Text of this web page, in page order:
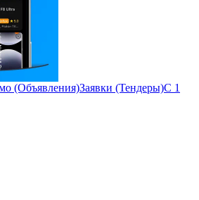
(Объявления)Заявки (Тендеры)С 1